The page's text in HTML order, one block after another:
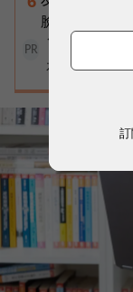
臉？「落後群
PR
100 MVP 倒
永續才能成